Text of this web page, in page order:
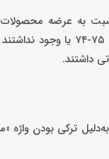
به عرضه
می‌کردند. برندهای امروزی فعال و پیشرو در
داشتند.
به‌دلیل ترکی بودن